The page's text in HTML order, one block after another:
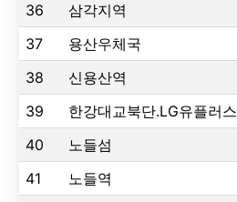
36
삼각지역
37
용산우체국
38
신용산역
39
한강대교북단.LG유플러스
40
노들섬
41
노들역